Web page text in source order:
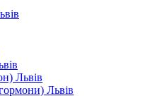
Львів
Львів